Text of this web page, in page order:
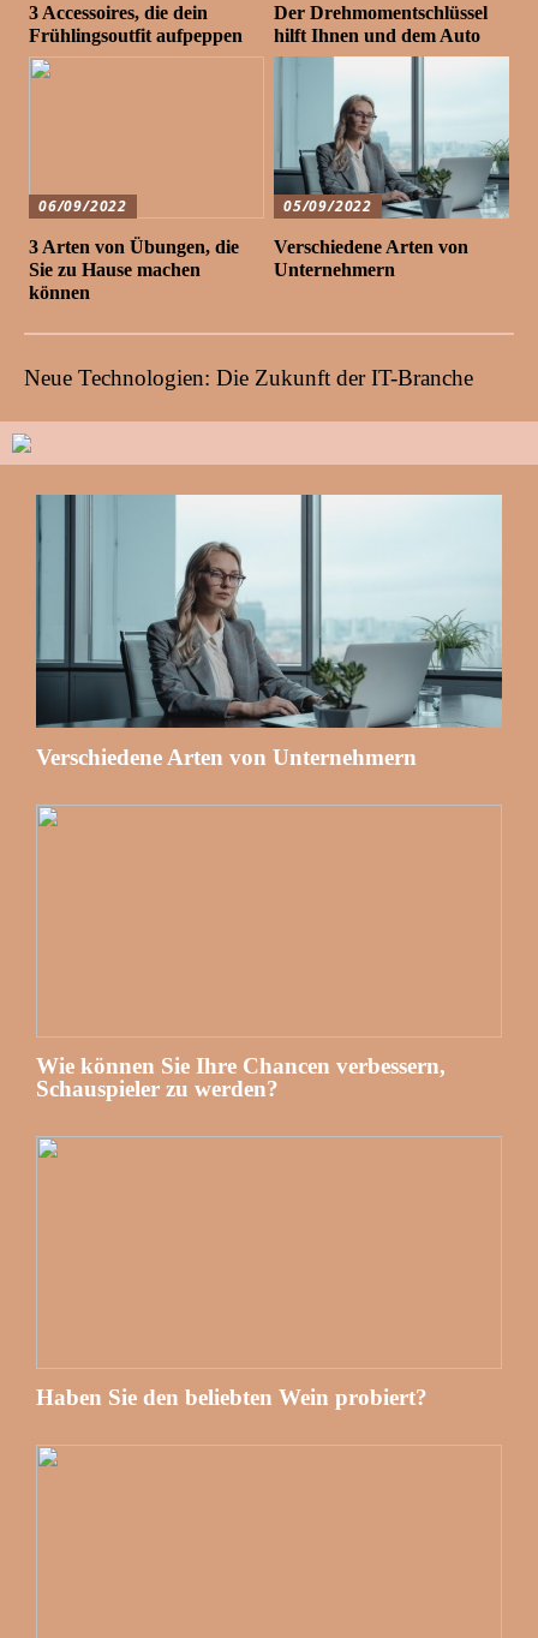
3 Accessoires, die dein
Frühlingsoutfit aufpeppen
Der Drehmomentschlüssel
hilft Ihnen und dem Auto
06/09/2022
3 Arten von Übungen, die
Sie zu Hause machen
können
05/09/2022
Verschiedene Arten von
Unternehmern
Neue Technologien: Die Zukunft der IT-Branche
Verschiedene Arten von Unternehmern
Wie können Sie Ihre Chancen verbessern,
Schauspieler zu werden?
Haben Sie den beliebten Wein probiert?